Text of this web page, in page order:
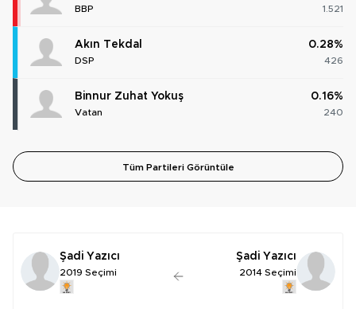
BBP 1.521
Akın Tekdal
DSP
0.28%
426
Binnur Zuhat Yokuş
Vatan
0.16%
240
Tüm Partileri Görüntüle
Şadi Yazıcı
2019 Seçimi
Şadi Yazıcı
2014 Seçimi